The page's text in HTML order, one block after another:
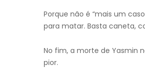
Porque não é “mais um
para matar. Basta caneta,
No fim, a morte de Yasmin
pior.